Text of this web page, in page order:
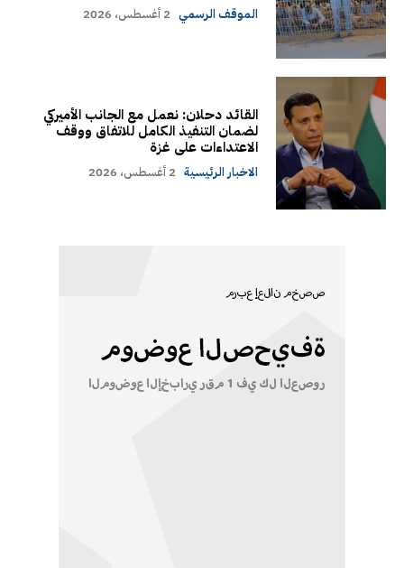
الموقف الرسمي 2 أغسطس، 2026
القائد دحلان: نعمل مع الجانب الأميركي
لضمان التنفيذ الكامل للاتفاق ووقف
الاعتداءات على غزة
الاخبار الرئيسية 2 أغسطس، 2026